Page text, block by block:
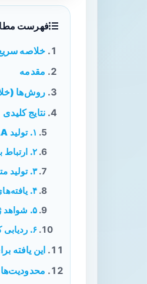
فهرست
خلاصه
مقدمه
روش‌ها
نتایج کلیدی
۱. تولید IAA نادر است
۲. ارتباط با استوژن‌ها و فعالیت OFOR
۳. تولید متابولیت‌های مکمل
۴. یافته‌های در موش گنو‑بیوتیک
۵. شواهد ژنومی و آنزیمی
۶. ردیابی کربن و بازجذب CO
این یافته
محدودیت‌ها